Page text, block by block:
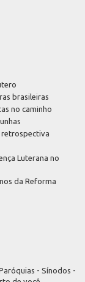
brasileiras
no caminho
retrospectiva
Luterana no
da Reforma
- Sínodos -